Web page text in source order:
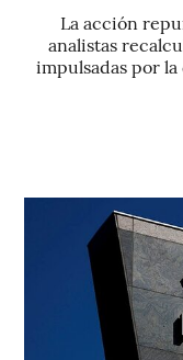
La acción
analistas
impulsadas por la